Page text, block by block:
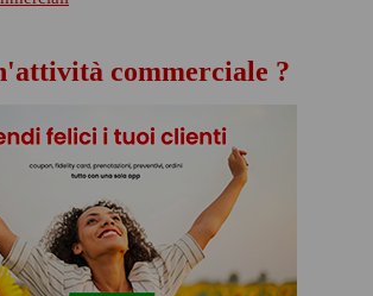
commerciale ?